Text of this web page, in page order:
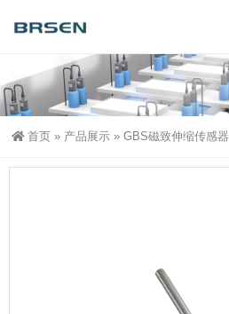
首页 » 产品展示 » GBS磁致伸缩传感器